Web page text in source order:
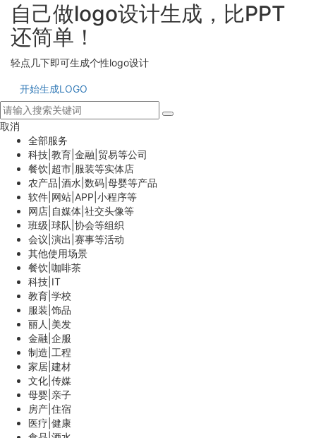
自己做logo设计生成，比PPT
还简单！
轻点几下即可生成个性logo设计
开始生成LOGO
取消
全部服务
科技|教育|金融|贸易等公司
餐饮|超市|服装等实体店
农产品|酒水|数码|母婴等产品
软件|网站|APP|小程序等
网店|自媒体|社交头像等
班级|球队|协会等组织
会议|演出|赛事等活动
其他使用场景
餐饮|咖啡茶
科技|IT
教育|学校
服装|饰品
丽人|美发
金融|企服
制造|工程
家居|建材
文化|传媒
母婴|亲子
房产|住宿
医疗|健康